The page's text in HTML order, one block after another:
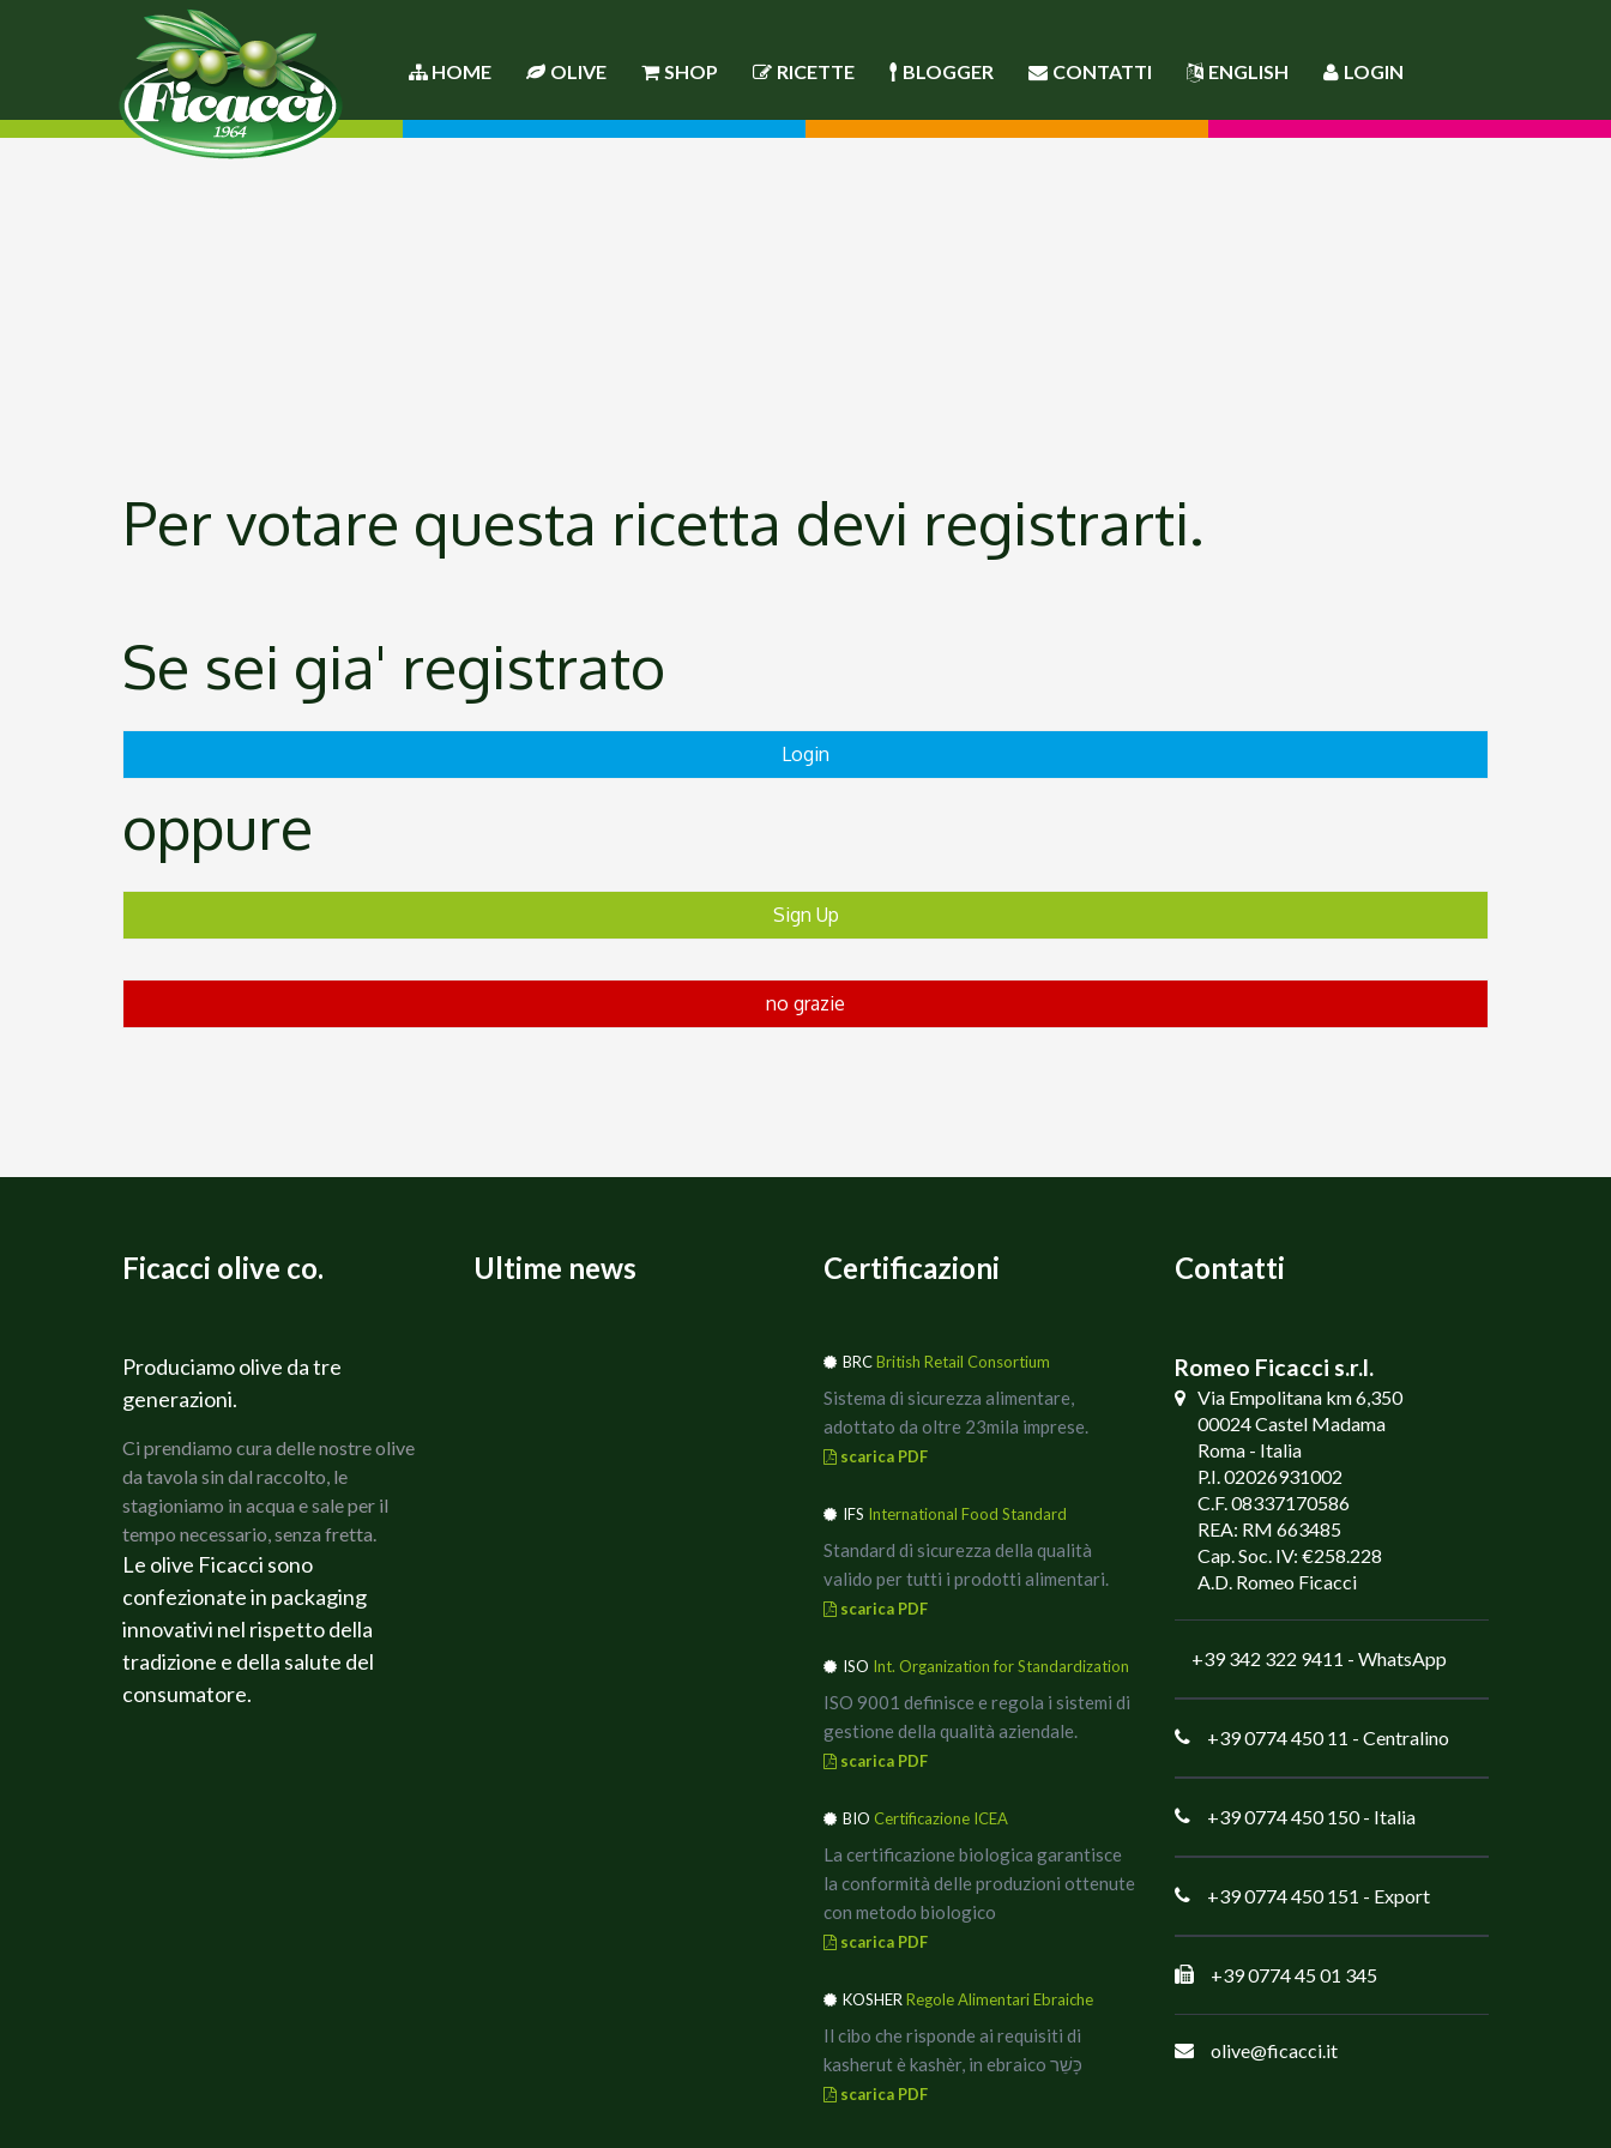
HOME OLIVE SHOP RICETTE BLOGGER CONTATTI ENGLISH LOGIN
Per votare questa ricetta devi registrarti.
Se sei gia' registrato
oppure
Ficacci olive co.
Produciamo olive da tre
generazioni.
Ci prendiamo cura delle nostre olive
da tavola sin dal raccolto, le
stagioniamo in acqua e sale per il
tempo necessario, senza fretta.
Le olive Ficacci sono
confezionate in packaging
innovativi nel rispetto della
tradizione e della salute del
consumatore.
Ultime news Certificazioni
BRCBritish Retail Consortium
Sistema di sicurezza alimentare,
adottato da oltre 23mila imprese.
scarica PDF
IFS International Food Standard
Standard di sicurezza della qualità
valido per tutti i prodotti alimentari.
scarica PDF
ISO Int. Organization for Standardization
ISO 9001 definisce e regola i sistemi di
gestione della qualità aziendale.
scarica PDF
BIO Certificazione ICEA
La certificazione biologica garantisce
la conformità delle produzioni ottenute
con metodo biologico
scarica PDF
KOSHER Regole Alimentari Ebraiche
Il cibo che risponde ai requisiti di
kasherut è kashèr, in ebraico כָּשֵׁר
scarica PDF
Contatti
Romeo Ficacci s.r.l.
Via Empolitana km 6,350
00024 Castel Madama
Roma - Italia
P.I. 02026931002
C.F. 08337170586
REA: RM 663485
Cap. Soc. IV: €258.228
A.D. Romeo Ficacci
+39 342 322 9411 - WhatsApp
+39 0774 450 11 - Centralino
+39 0774 450 150- Italia
+39 0774 450 151 - Export
+39 0774 45 01 345
olive@ficacci.it